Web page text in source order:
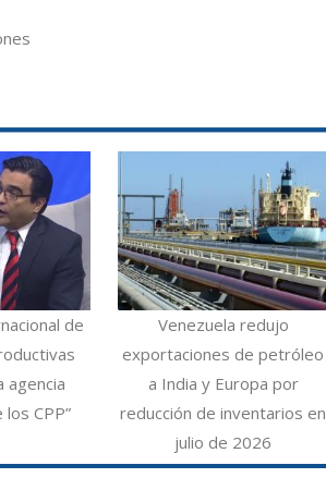
de
agencia
CPP”
Venezuela redujo
exportaciones de petróleo
a India y Europa por
reducción de inventarios en
julio de 2026